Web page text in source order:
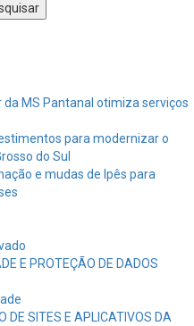
da MS Pantanal otimiza serviços
para modernizar o
do Sul
e mudas de Ipês para
E PROTEÇÃO DE DADOS
DE SITES E APLICATIVOS DA